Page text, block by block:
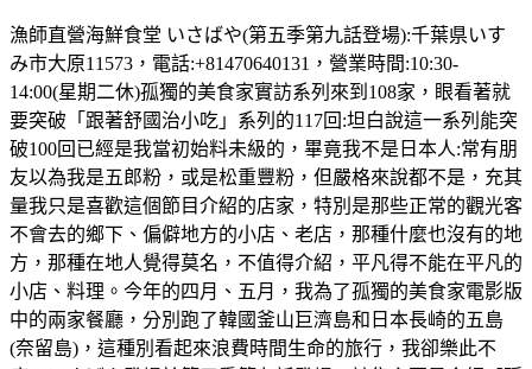
漁師直營海鮮食堂 いさばや(第五季第九話登場):千葉県いす
み市大原11573，電話:+81470640131，營業時間:10:30-
14:00(星期二休)孤獨的美食家實訪系列來到108家，眼看著就
要突破「跟著舒國治小吃」系列的117回:坦白說這一系列能突
破100回已經是我當初始料未級的，畢竟我不是日本人:常有朋
友以為我是五郎粉，或是松重豐粉，但嚴格來說都不是，充其
量我只是喜歡這個節目介紹的店家，特別是那些正常的觀光客
不會去的鄉下、偏僻地方的小店、老店，那種什麼也沒有的地
方，那種在地人覺得莫名，不值得介紹，平凡得不能在平凡的
小店、料理。今年的四月、五月，我為了孤獨的美食家電影版
中的兩家餐廳，分別跑了韓國釜山巨濟島和日本長崎的五島
(奈留島)，這種別看起來浪費時間生命的旅行，我卻樂此不